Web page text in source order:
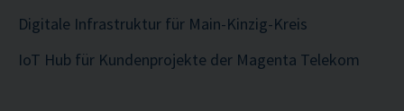
Digitale Infrastruktur für Main-Kinzig-Kreis
IoT Hub für Kundenprojekte der Magenta Telekom